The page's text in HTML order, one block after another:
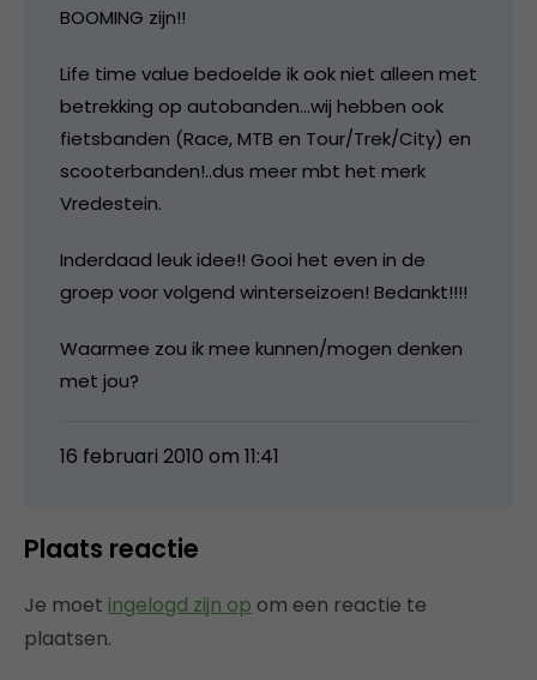
BOOMING zijn!!
Life time value bedoelde ik ook niet alleen met
betrekking op autobanden…wij hebben ook
fietsbanden (Race, MTB en Tour/Trek/City) en
scooterbanden!..dus meer mbt het merk
Vredestein.
Inderdaad leuk idee!! Gooi het even in de
groep voor volgend winterseizoen! Bedankt!!!!
Waarmee zou ik mee kunnen/mogen denken
met jou?
16 februari 2010 om 11:41
Plaats reactie
Je moet ingelogd zijn op om een reactie te
plaatsen.